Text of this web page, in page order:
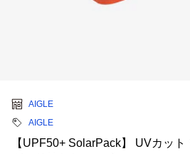
AIGLE
AIGLE
【UPF50+ SolarPack】 UVカッ